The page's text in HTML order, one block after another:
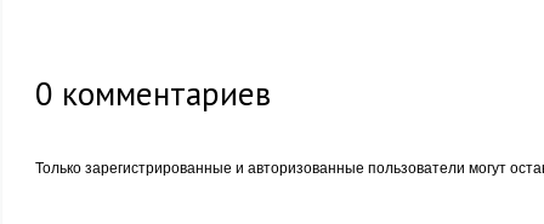
0 комментариев
Только зарегистрированные и авторизованные пользователи могут